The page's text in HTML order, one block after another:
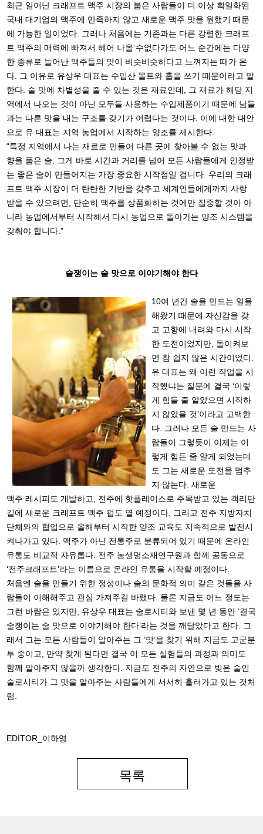
최근 일어난 크래프트 맥주 시장의 붐은 사람들이 더 이상 획일화된
국내 대기업의 맥주에 만족하지 않고 새로운 맥주 맛을 원했기 때문
에 가능한 일이었다. 그러나 처음에는 기존과는 다른 강렬한 크래프
트 맥주의 매력에 빠져서 헤어 나올 수없다가도 어느 순간에는 다양
한 종류로 늘어난 맥주들의 맛이 비슷비슷하다고 느껴지는 때가 온
다. 그 이유로 유상우 대표는 수입산 몰트와 홉을 쓰기 때문이라고 말
한다. 술 맛에 차별성을 줄 수 있는 것은 재료인데, 그 재료가 해당 지
역에서 나오는 것이 아닌 모두들 사용하는 수입제품이기 때문에 남들
과는 다른 맛을 내는 구조를 갖기가 어렵다는 것이다. 이에 대한 대안
으로 유 대표는 지역 농업에서 시작하는 양조를 제시한다.
“특정 지역에서 나는 재료로 만들어 다른 곳에 찾아볼 수 없는 맛과
향을 품은 술, 그게 바로 시간과 거리를 넘어 모든 사람들에게 인정받
는 좋은 술이 만들어지는 가장 중요한 시작점일 겁니다. 우리의 크래
프트 맥주 시장이 더 탄탄한 기반을 갖추고 세계인들에게까지 사랑
받을 수 있으려면, 단순히 맥주를 상품화하는 것에만 집중할 것이 아
니라 농업에서부터시작해서 다시 농업으로 돌아가는 양조 시스템을
갖춰야 합니다.”
술쟁이는 술 맛으로 이야기해야 한다
10여 년간 술을 만드는 일을
해왔기 때문에 자신감을 갖
고 고향에 내려와 다시 시작
한 도전이었지만, 돌이켜보
면 참 쉽지 않은 시간이었다.
유 대표는 왜 이런 작업을 시
작했냐는 질문에 결국 ‘이렇
게 힘들 줄 알았으면 시작하
지 않았을 것’이라고 고백한
다. 그러나 모든 술 만드는 사
람들이 그렇듯이 이제는 이
렇게 힘든 줄 알게 되었는데
도 그는 새로운 도전을 멈추
지 않는다. 새로운
맥주 레시피도 개발하고, 전주에 핫플레이스로 주목받고 있는 객리단
길에 새로운 크래프트 맥주 펍도 열 예정이다. 그리고 전주 지방자치
단체와의 협업으로 올해부터 시작한 양조 교육도 지속적으로 발전시
켜나가고 있다. 맥주가 아닌 전통주로 분류되어 있기 때문에 온라인
유통도 비교적 자유롭다. 전주 농생명소재연구원과 함께 공동으로
‘전주크래프트’라는 이름으로 온라인 유통을 시작할 예정이다.
처음엔 술을 만들기 위한 정성이나 술의 문화적 의미 같은 것들을 사
람들이 이해해주고 관심 가져주길 바랬다. 물론 지금도 어느 정도는
그런 바람은 있지만, 유상우 대표는 술로시티와 보낸 몇 년 동안 ‘결국
술쟁이는 술 맛으로 이야기해야 한다’라는 것을 깨달았다고 한다. 그
래서 그는 모든 사람들이 알아주는 그 ‘맛’을 찾기 위해 지금도 고군분
투 중이고, 만약 찾게 된다면 결국 이 모든 실험들의 과정과 의미도
함께 알아주지 않을까 생각한다. 지금도 전주의 자연으로 빚은 술인
술로시티가 그 맛을 알아주는 사람들에게 서서히 흘러가고 있는 것처
럼.
EDITOR_이하영
목록